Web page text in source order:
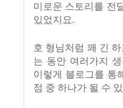
미로운 스토리를 전
있었지요.
호 형님처럼 꽤 긴
는 동안 여러가지
이렇게 블로그를 통
점 중 하나가 될 수